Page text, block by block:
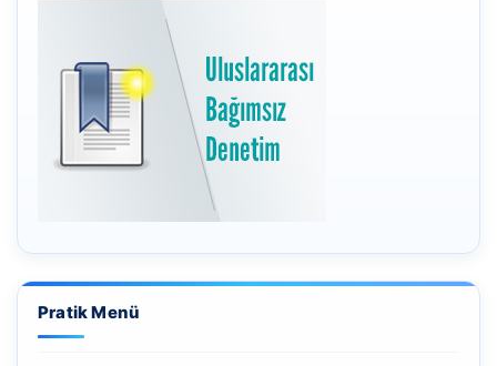
Pratik Menü